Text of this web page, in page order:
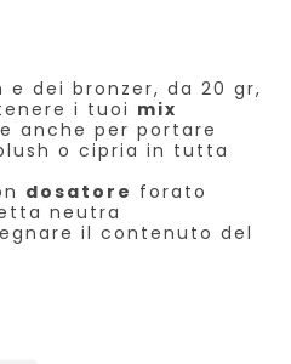
e dei bronzer, da 20 gr,
i tuoi mix
anche per portare
o cipria in tutta
dosatore forato
neutra
il contenuto del